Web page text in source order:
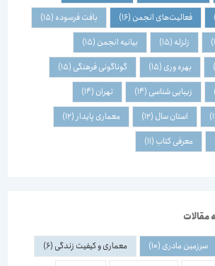
فعالیت‌های انجمن(16) بافت فرسوده(15)
زلزله(15) بیانیه انجمن(15)
بهره وری(15) گوناگونی فرهنگی(15)
زیبایی شناسی(14) تهران(14)
استان سال(12) معماری پایدار(12)
معرفی کتاب(11)
سرزمین مادری(10) معماری و کیفیت زندگی(6)